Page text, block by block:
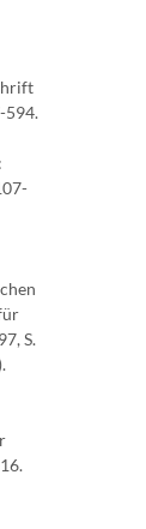
594.
S.